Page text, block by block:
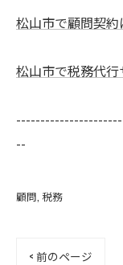
松山市で顧問契
松山市で税務代
--
顧問 税務
< 前のページ